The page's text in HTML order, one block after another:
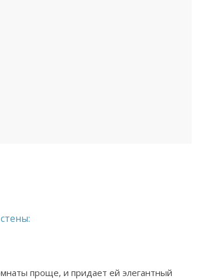
проще, и придает ей элегантный